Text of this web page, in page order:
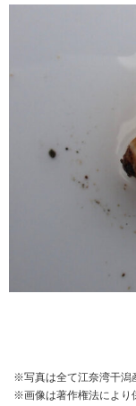
※写真は全て江奈湾干潟
※画像は著作権法により